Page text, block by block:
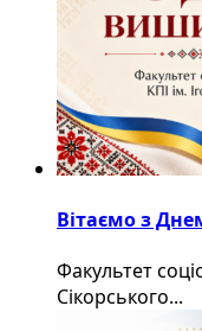
Вітаємо з
Факультет
Сікорського...